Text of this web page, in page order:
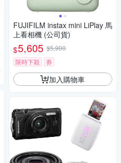
FUJIFILM instax mini LiPlay 馬
上看相機 (公司貨)
$5,605 $5,900
限時下殺
券
加入購物車